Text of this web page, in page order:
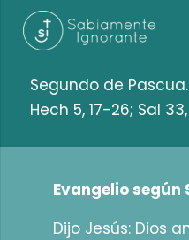
Segundo de
Hech 5, 17-26; Sal
Evangelio según
Dijo Jesús: Dios